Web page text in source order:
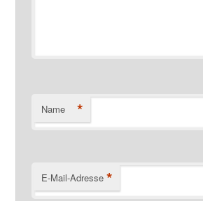
Name *
E-Mail-Adresse *